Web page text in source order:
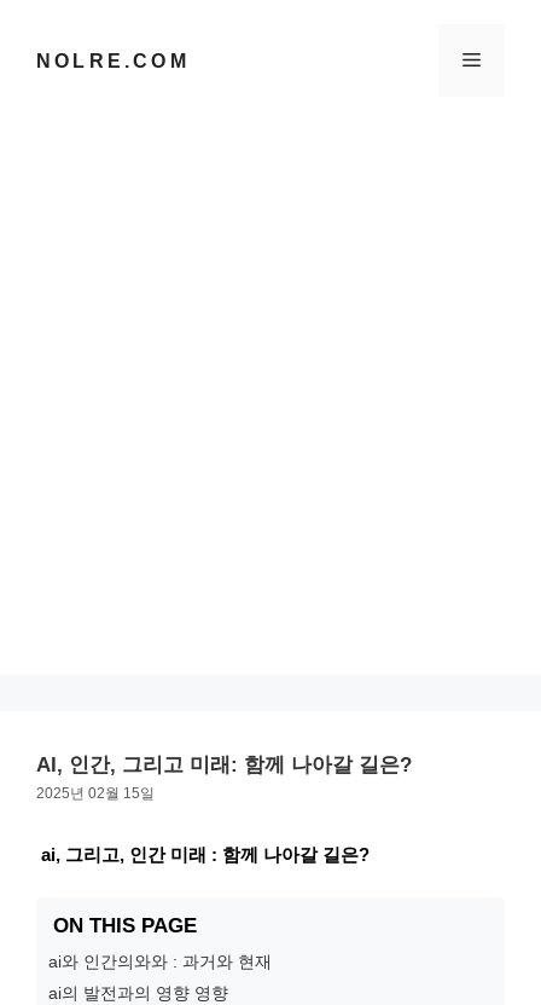
NOLRE.COM 메
AI, 인간, 그리고 미래: 함께 나아갈 길은?
2025년 02월 15일
ai, 그리고, 인간 미래 : 함께 나아갈 길은?
ON THIS PAGE
ai와 인간의와와 : 과거와 현재
ai의 발전과의 영향 영향